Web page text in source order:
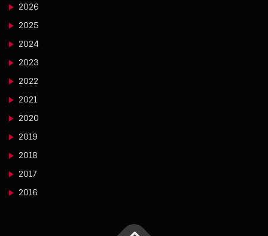
2026
2025
2024
2023
2022
2021
2020
2019
2018
2017
2016